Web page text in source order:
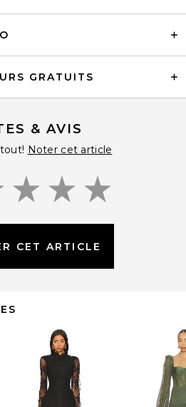
GRATUITS
& AVIS
Noter cet article
CET ARTICLE